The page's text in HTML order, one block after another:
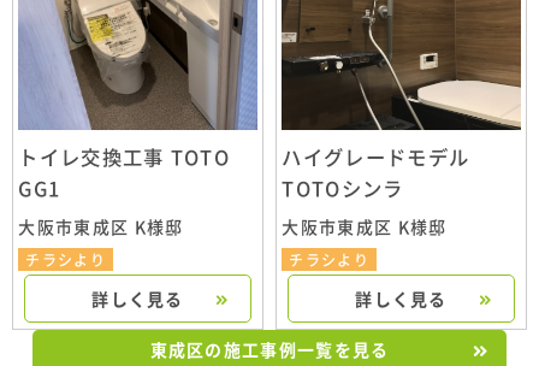
トイレ交換工事 TOTO
GG1
大阪市東成区 K様邸
チラシより
詳しく見る
ハイグレードモデル
TOTOシンラ
大阪市東成区 K様邸
チラシより
詳しく見る
東成区の施工事例一覧を見る